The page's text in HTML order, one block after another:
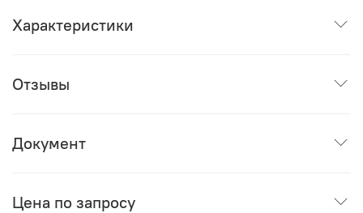
Характеристики
Отзывы
Документ
Цена по запросу